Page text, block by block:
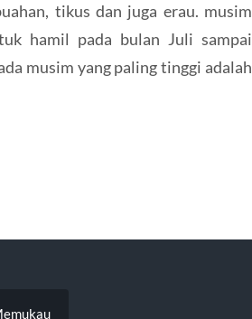
tikus dan juga erau. musim
hamil pada bulan Juli sampai
musim yang paling tinggi adalah